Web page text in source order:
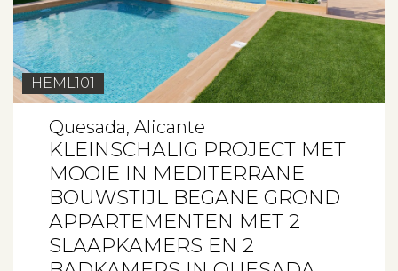
HEML101
Quesada, Alicante
KLEINSCHALIG PROJECT MET
MOOIE IN MEDITERRANE
BOUWSTIJL BEGANE GROND
APPARTEMENTEN MET 2
SLAAPKAMERS EN 2